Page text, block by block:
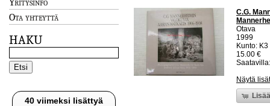
Ota yhteyttä
HAKU
40 viimeksi lisättyä
C.G.
Otava
1999
Kunto:
15.00 €
Näytä